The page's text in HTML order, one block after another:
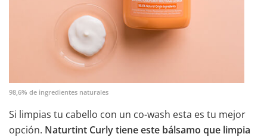
98,6% de ingredientes naturales
Si limpias tu cabello con un co-wash esta es tu mejor
opción. Naturtint Curly tiene este bálsamo que limpia